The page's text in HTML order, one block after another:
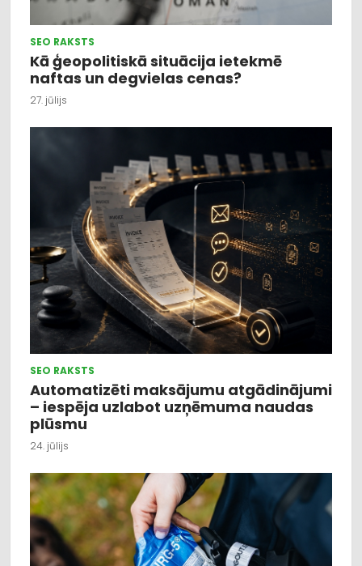
SEO RAKSTS
Kā ģeopolitiskā situācija ietekmē
naftas un degvielas cenas?
27. jūlijs
SEO RAKSTS
Automatizēti maksājumu atgādinājumi
– iespēja uzlabot uzņēmuma naudas
plūsmu
24. jūlijs